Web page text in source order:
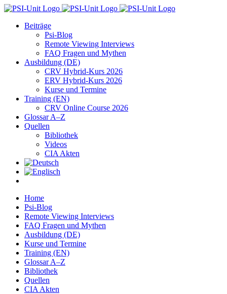
Zum
springenBeiträge
Psi-Blog
Remote Viewing Interviews
FAQ Fragen und Mythen
Ausbildung (DE)
CRV Hybrid-Kurs 2026
ERV Hybrid-Kurs 2026
Kurse und Termine
Training (EN)
CRV Online Course 2026
Glossar A–Z
Quellen
Bibliothek
Videos
CIA Akten
Home
Psi-Blog
Remote Viewing Interviews
FAQ Fragen und Mythen
Ausbildung (DE)
Kurse und Termine
Training (EN)
Glossar A–Z
Bibliothek
Quellen
CIA Akten